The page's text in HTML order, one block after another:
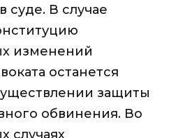
суде. В случае
изменений
останется
защиты
обвинения. Во
случаях